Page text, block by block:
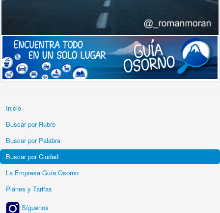
Inicio
Buscar por Rubro
Buscar por Palabra
Buscar por Ciudad
La Empresa Guía Osorno
Planes y Tarifas
Síguenos